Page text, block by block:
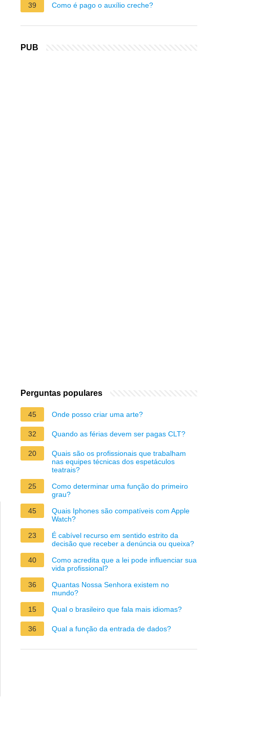
39 Como é pago o auxílio creche?
PUB
Perguntas populares
45 Onde posso criar uma arte?
32 Quando as férias devem ser pagas CLT?
20
Quais são os profissionais que trabalham
nas equipes técnicas dos espetáculos
teatrais?
25
Como determinar uma função do primeiro
grau?
45
Quais Iphones são compatíveis com Apple
Watch?
23
É cabível recurso em sentido estrito da
decisão que receber a denúncia ou queixa?
40
Como acredita que a lei pode influenciar sua
vida profissional?
36
Quantas Nossa Senhora existem no
mundo?
15
Qual o brasileiro que fala mais idiomas?
36 Qual a função da entrada de dados?